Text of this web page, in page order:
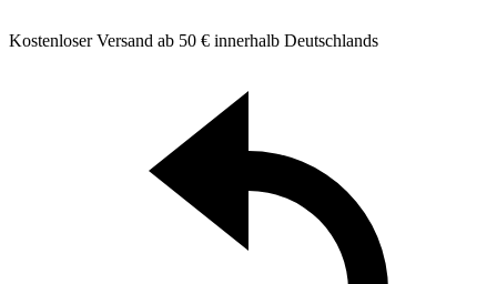
Kostenloser Versand ab 50 € innerhalb Deutschlands